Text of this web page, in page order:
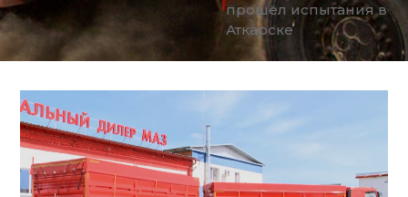
прошёл испытания в
Аткарске